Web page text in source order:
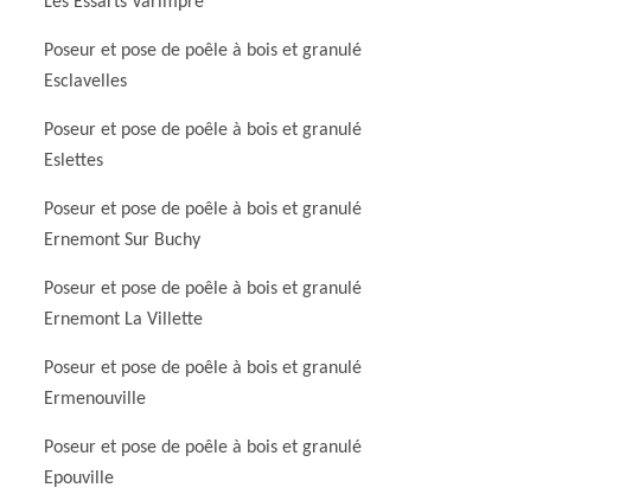
Poseur et pose de poêle à bois et granulé
Esclavelles
Poseur et pose de poêle à bois et granulé
Eslettes
Poseur et pose de poêle à bois et granulé
Ernemont Sur Buchy
Poseur et pose de poêle à bois et granulé
Ernemont La Villette
Poseur et pose de poêle à bois et granulé
Ermenouville
Poseur et pose de poêle à bois et granulé
Epouville